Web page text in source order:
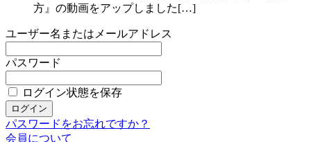
方』の動画をアップしました[…]
ユーザー名またはメールアドレス
パスワード
ログイン状態を保存
パスワードをお忘れですか？
会員について